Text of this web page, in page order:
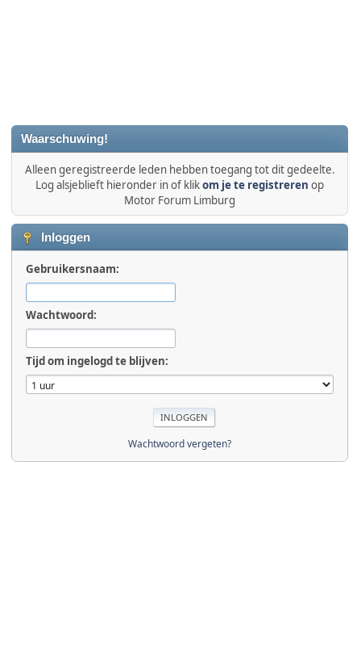
Waarschuwing!
Alleen geregistreerde leden hebben toegang tot dit gedeelte.
Log alsjeblieft hieronder in of klikom je te registreren op
Motor Forum Limburg
Inloggen
Gebruikersnaam:
Wachtwoord:
Tijd om ingelogd te blijven:
Wachtwoord vergeten?